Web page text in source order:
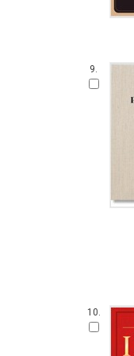
9.
10.